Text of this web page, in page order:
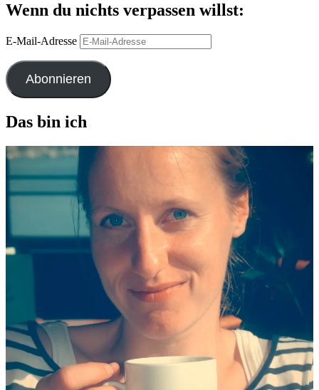
Wenn du nichts verpassen willst:
E-Mail-Adresse
Abonnieren
Das bin ich